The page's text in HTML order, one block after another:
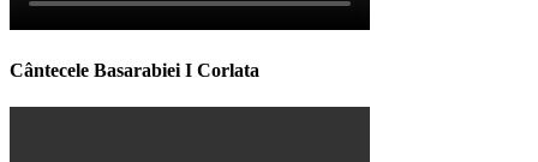
Cântecele Basarabiei I Corlata